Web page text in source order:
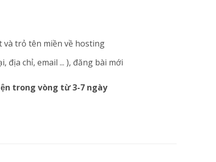
và trỏ tên miền về hosting
chỉ, email ... ), đăng bài mới
trong vòng từ 3-7 ngày